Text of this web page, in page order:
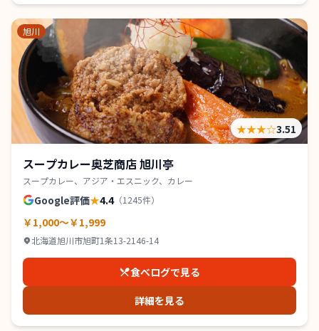
旭川
★★★☆3.51
スープカレー奥芝商店 旭川亭
スープカレー、アジア・エスニック、カレー
Google評価★4.4（1245件）
￥1,000～￥1,999
北海道旭川市旭町1条13-2146-14
食べログで見る
詳細を見る